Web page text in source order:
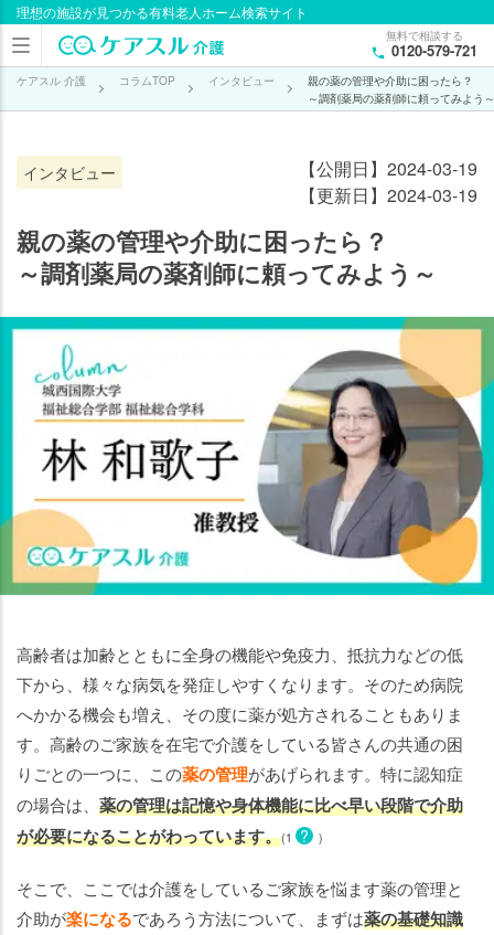
理想の施設が見つかる有料老人ホーム検索サイト
無料で相談する
0120-579-721
ケアスル 介護 コラムTOP インタビュー
親の薬の管理や介助に困ったら？
～調剤薬局の薬剤師に頼ってみよう～
インタビュー
【公開日】2024-03-19
【更新日】2024-03-19
親の薬の管理や介助に困ったら？
～調剤薬局の薬剤師に頼ってみよう～
高齢者は加齢とともに全身の機能や免疫力、抵抗力などの低
下から、様々な病気を発症しやすくなります。そのため病院
へかかる機会も増え、その度に薬が処方されることもありま
す。高齢のご家族を在宅で介護をしている皆さんの共通の困
りごとの一つに、この薬の管理があげられます。特に認知症
の場合は、 薬の管理は記憶や身体機能に比べ早い段階で介助
が必要になることがわっています。(1 ? )
そこで、ここでは介護をしているご家族を悩ます薬の管理と
介助が楽になるであろう方法について、まずは薬の基礎知識
目次
１．
薬の
基礎
２．
で介
護を
して
いる
家族
が感
じて
いる
服薬
介助
に関
する
負担
３．
困り
ごと
と薬
剤師
に頼
れる
こと
ま
と
め